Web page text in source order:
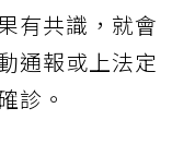
有共識，就會
通報或上法定
診。